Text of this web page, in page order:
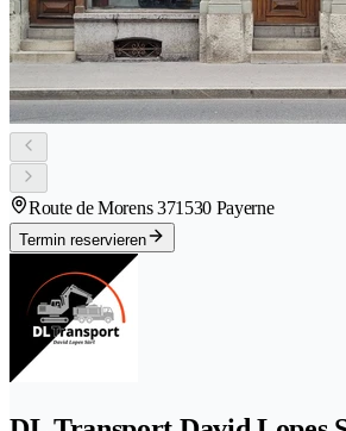
Route de Morens 371530 Payerne
Termin reservieren